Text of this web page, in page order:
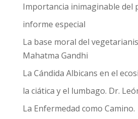
Importancia inimaginable del
informe especial
La base moral del
Mahatma Gandhi
La Cándida Albicans en el
la ciática y el lumbago. Dr.
La Enfermedad como Camino.